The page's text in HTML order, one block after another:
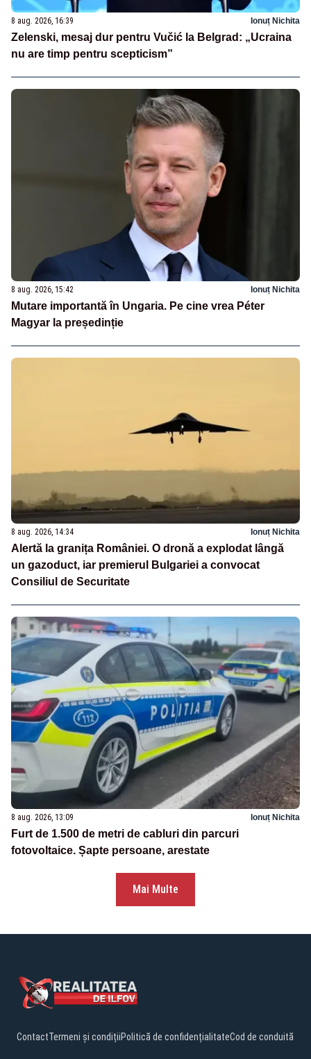
8 aug. 2026, 16:39 Ionuț Nichita
Zelenski, mesaj dur pentru Vučić la Belgrad: „Ucraina
nu are timp pentru scepticism”
8 aug. 2026, 15:42 Ionuț Nichita
Mutare importantă în Ungaria. Pe cine vrea Péter
Magyar la președinție
8 aug. 2026, 14:34 Ionuț Nichita
Alertă la granița României. O dronă a explodat lângă
un gazoduct, iar premierul Bulgariei a convocat
Consiliul de Securitate
8 aug. 2026, 13:09 Ionuț Nichita
Furt de 1.500 de metri de cabluri din parcuri
fotovoltaice. Șapte persoane, arestate
Mai Multe
ContactTermeni și condițiiPolitică de confidențialitateCod de conduită